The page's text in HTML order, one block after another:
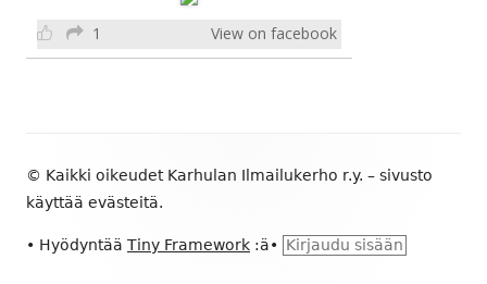
1 View on facebook
Tosi vauhdikkaille ilmailuhistoriasta
hurahtaneille keräilijöille myydään
pakattuja "suomimigin" MiG-21BIS
sisältö
© Kaikki oikeudet Karhulan Ilmailukerho r.y. – sivusto
käyttää evästeitä.
• Hyödyntää Tiny Framework :ä• Kirjaudu sisään